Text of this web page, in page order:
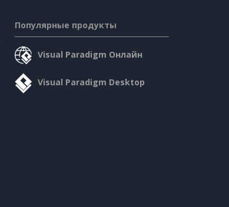
Популярные продукты
Visual Paradigm Онлайн
Visual Paradigm Desktop